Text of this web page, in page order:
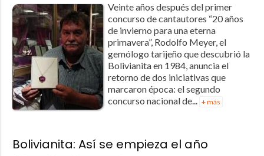
Veinte años después del primer
concurso de cantautores “20 años
de invierno para una eterna
primavera”, Rodolfo Meyer, el
gemólogo tarijeño que descubrió la
Bolivianita en 1984, anuncia el
retorno de dos iniciativas que
marcaron época: el segundo
concurso nacional de...
+ más
Bolivianita: Así se empieza el año